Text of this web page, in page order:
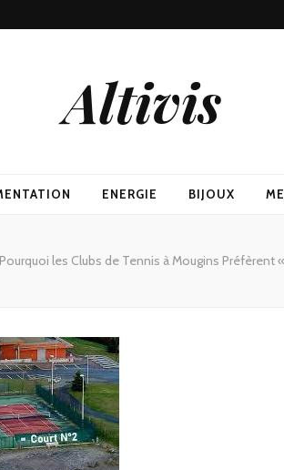
Altivis
ENERGIE BIJOUX
Pourquoi les Clubs de Tennis à Mougins